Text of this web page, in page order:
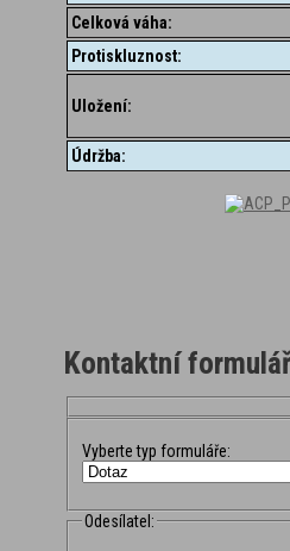
Celková váha:
Protiskluznost:
Uložení:
Údržba:
Kontaktní
Vyberte typ formuláře:
Odesílatel: